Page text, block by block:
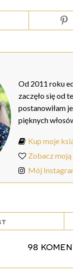
Od 2011 roku
zaczęło się od
postanowiłam
pięknych
Kup moje
Zobacz
Mój
98